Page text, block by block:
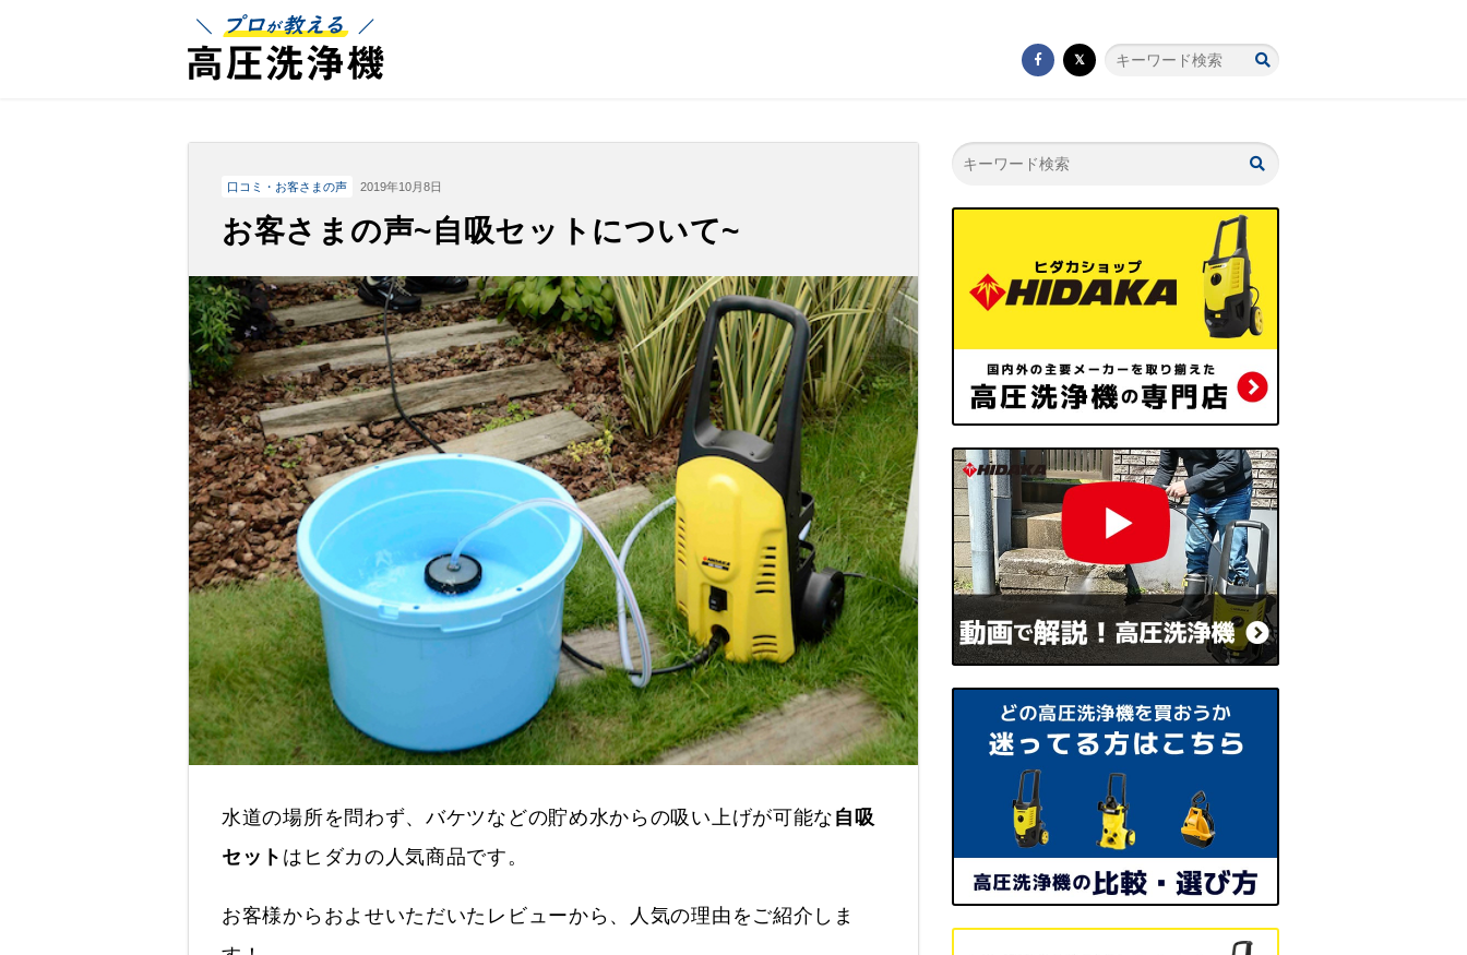
口コミ・お客さまの声 2019年10月8日
お客さまの声~自吸セットについて~
水道の場所を問わず、バケツなどの貯め水からの吸い上げが可能な 自吸
セット はヒダカの人気商品です。
お客様からおよせいただいたレビューから、人気の理由をご紹介しま